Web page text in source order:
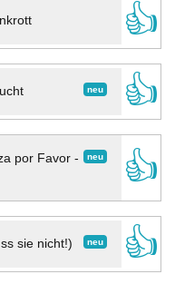
👍
neu
👍
neu
por Favor -
👍
neu
sie nicht!)
👍